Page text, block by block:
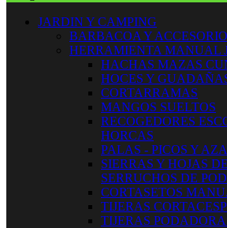
JARDIN Y CAMPING
BARBACOA Y
HERRAMIENTA MANUAL
HACHAS MAZAS
HOCES Y
CORTARRAMAS
MANGOS SUELTOS
RECOGEDORES
HORCAS
PALAS - PICOS Y
SIERRAS Y HOJAS
SERRUCHOS DE
CORTASETOS
TIJERAS
TIJERAS